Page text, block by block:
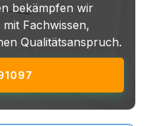
bekämpfen wir
Fachwissen,
Qualitätsanspruch.